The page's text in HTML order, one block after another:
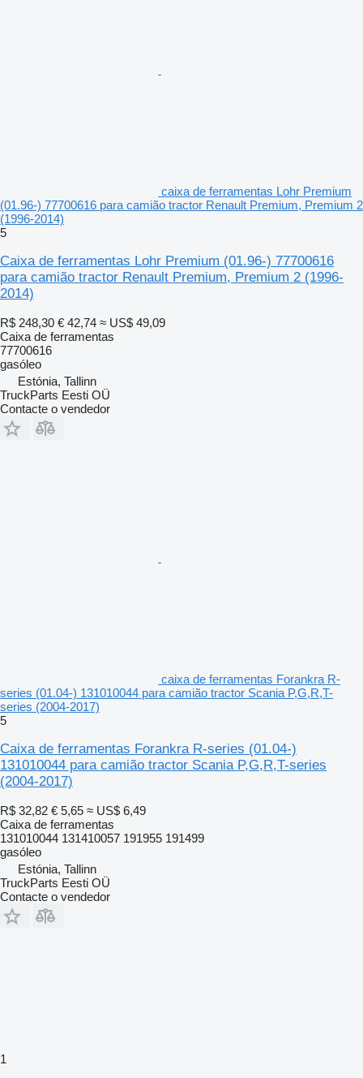
caixa de ferramentas Lohr Premium
(01.96-) 77700616 para camião tractor Renault Premium, Premium 2
(1996-2014)
5
Caixa de ferramentas Lohr Premium (01.96-) 77700616
para camião tractor Renault Premium, Premium 2 (1996-
2014)
R$ 248,30 € 42,74 ≈ US$ 49,09
Caixa de ferramentas
77700616
gasóleo
Estónia, Tallinn
TruckParts Eesti OÜ
Contacte o vendedor
caixa de ferramentas Forankra R-
series (01.04-) 131010044 para camião tractor Scania P,G,R,T-
series (2004-2017)
5
Caixa de ferramentas Forankra R-series (01.04-)
131010044 para camião tractor Scania P,G,R,T-series
(2004-2017)
R$ 32,82 € 5,65 ≈ US$ 6,49
Caixa de ferramentas
131010044 131410057 191955 191499
gasóleo
Estónia, Tallinn
TruckParts Eesti OÜ
Contacte o vendedor
1